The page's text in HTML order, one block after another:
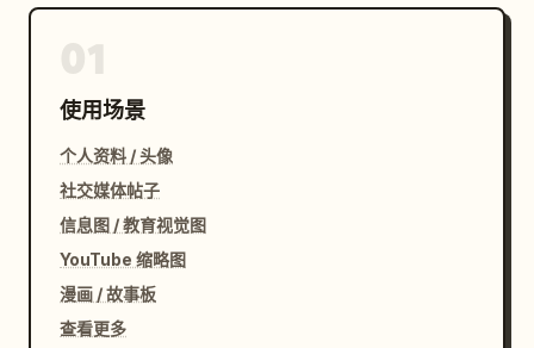
使用场景
个人资料 / 头像
社交媒体帖子
信息图 / 教育视觉图
YouTube 缩略图
漫画 / 故事板
查看更多